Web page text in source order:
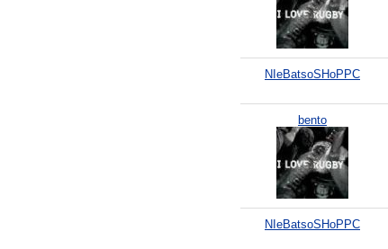
NIeBatsoSHoPPC
bento
NIeBatsoSHoPPC